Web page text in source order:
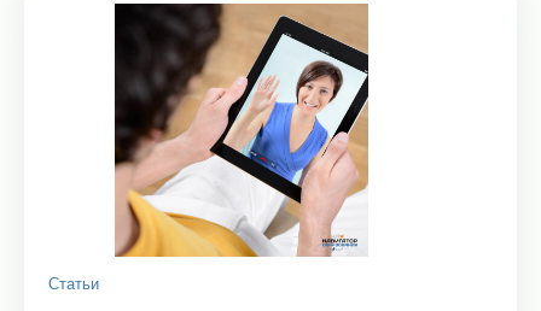
Статьи